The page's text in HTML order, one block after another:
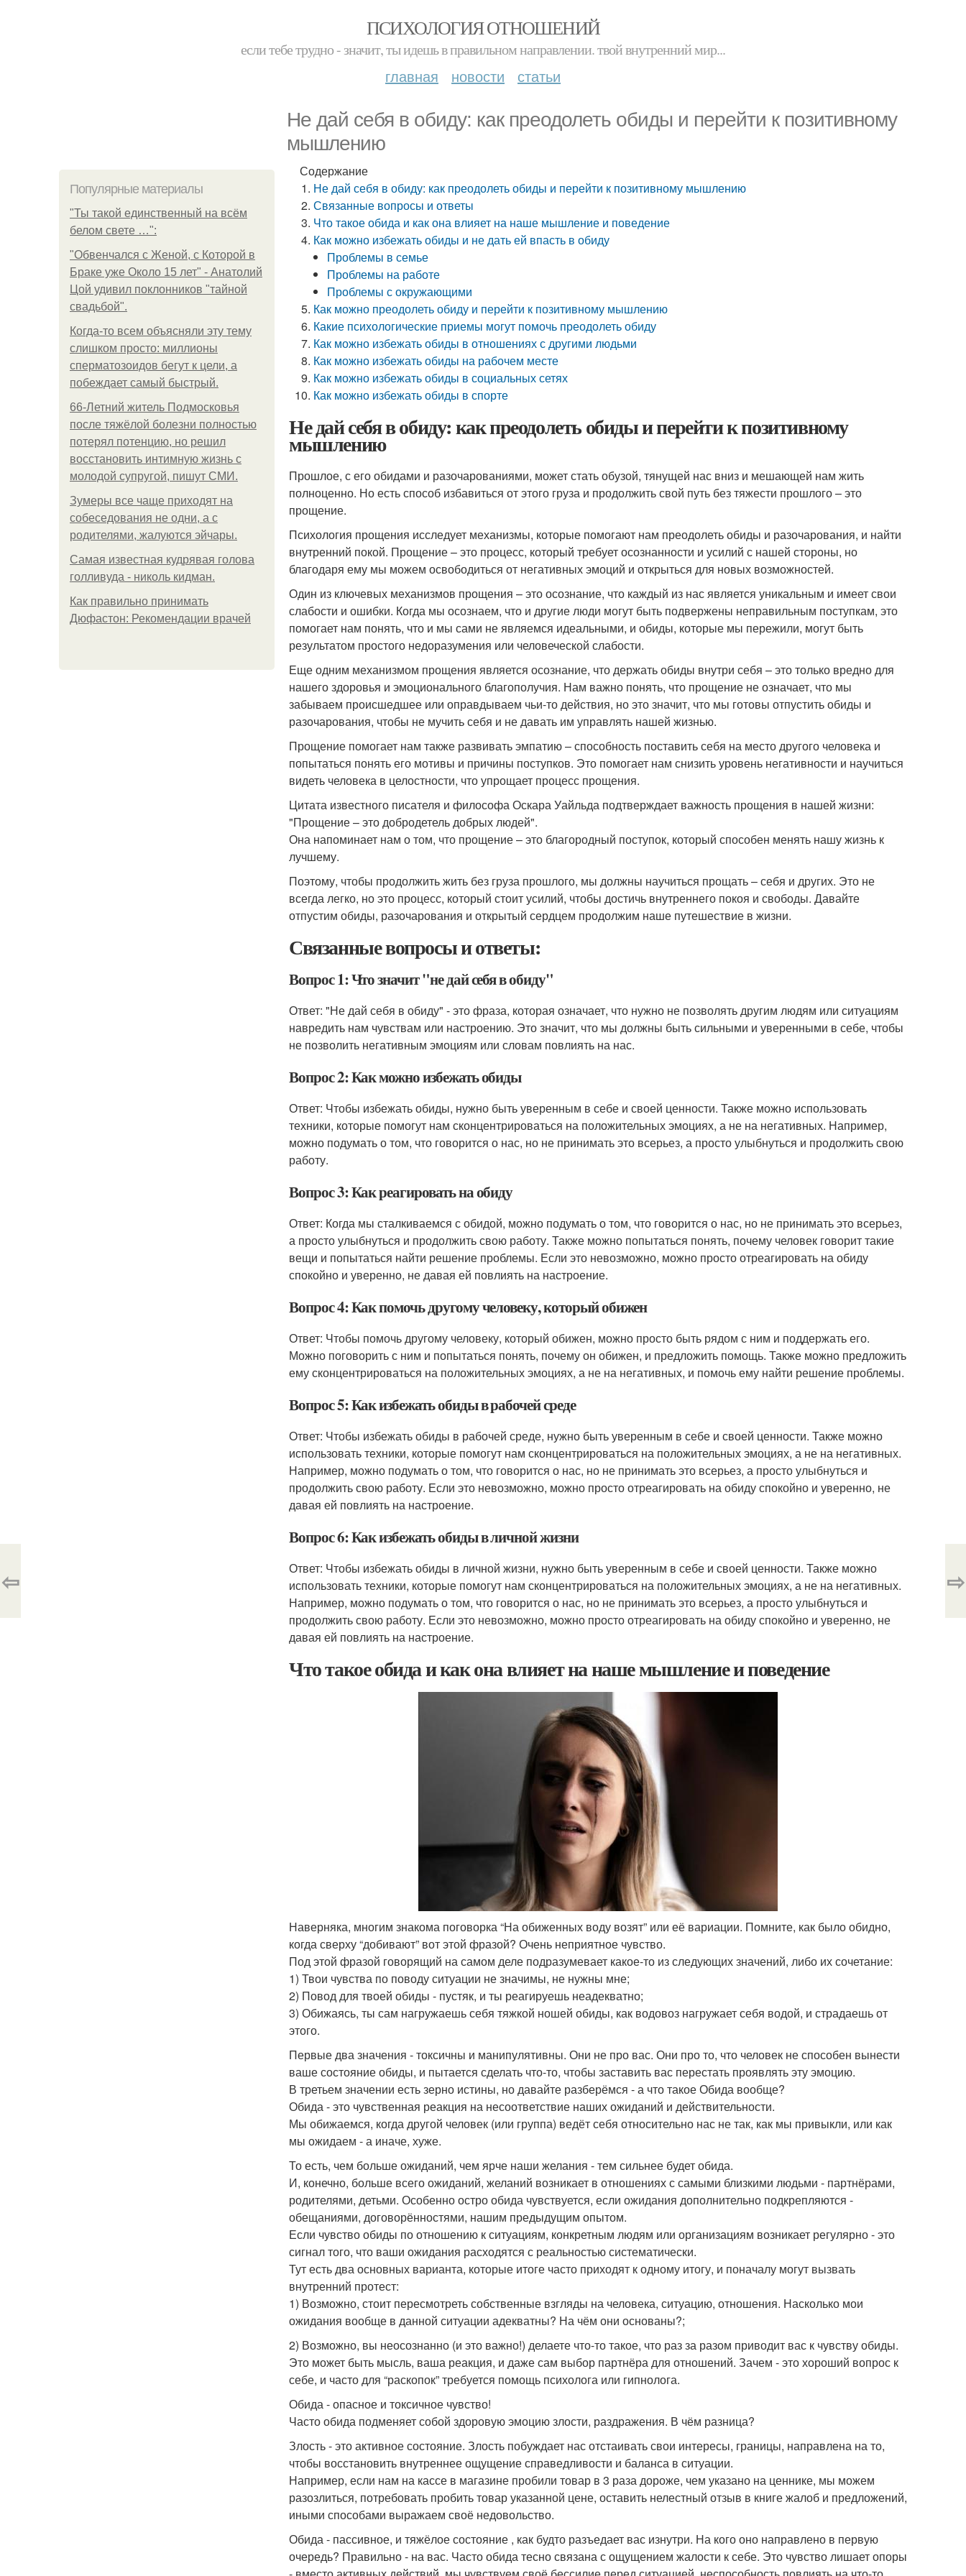
ПСИХОЛОГИЯ ОТНОШЕНИЙ
если тебе трудно - значит, ты идешь в правильном направлении. твой внутренний мир...
главная новости статьи
Не дай себя в обиду: как преодолеть обиды и перейти к позитивному
мышлению
Популярные материалы
"Ты такой единственный на всём
белом свете …":
"Обвенчался с Женой, с Которой в
Браке уже Около 15 лет" - Анатолий
Цой удивил поклонников "тайной
свадьбой".
Когда-то всем объясняли эту тему
слишком просто: миллионы
сперматозоидов бегут к цели, а
побеждает самый быстрый.
66-Летний житель Подмосковья
после тяжёлой болезни полностью
потерял потенцию, но решил
восстановить интимную жизнь с
молодой супругой, пишут СМИ.
Зумеры все чаще приходят на
собеседования не одни, а с
родителями, жалуются эйчары.
Самая известная кудрявая голова
голливуда - николь кидман.
Как правильно принимать
Дюфастон: Рекомендации врачей
Содержание
Не дай себя в обиду: как преодолеть обиды и перейти к позитивному мышлению
Связанные вопросы и ответы
Что такое обида и как она влияет на наше мышление и поведение
Как можно избежать обиды и не дать ей впасть в обиду
Проблемы в семье
Проблемы на работе
Проблемы с окружающими
Как можно преодолеть обиду и перейти к позитивному мышлению
Какие психологические приемы могут помочь преодолеть обиду
Как можно избежать обиды в отношениях с другими людьми
Как можно избежать обиды на рабочем месте
Как можно избежать обиды в социальных сетях
Как можно избежать обиды в спорте
Не дай себя в обиду: как преодолеть обиды и перейти к позитивному
мышлению
Прошлое, с его обидами и разочарованиями, может стать обузой, тянущей нас вниз и мешающей нам жить
полноценно. Но есть способ избавиться от этого груза и продолжить свой путь без тяжести прошлого – это
прощение.
Психология прощения исследует механизмы, которые помогают нам преодолеть обиды и разочарования, и найти
внутренний покой. Прощение – это процесс, который требует осознанности и усилий с нашей стороны, но
благодаря ему мы можем освободиться от негативных эмоций и открыться для новых возможностей.
Один из ключевых механизмов прощения – это осознание, что каждый из нас является уникальным и имеет свои
слабости и ошибки. Когда мы осознаем, что и другие люди могут быть подвержены неправильным поступкам, это
помогает нам понять, что и мы сами не являемся идеальными, и обиды, которые мы пережили, могут быть
результатом простого недоразумения или человеческой слабости.
Еще одним механизмом прощения является осознание, что держать обиды внутри себя – это только вредно для
нашего здоровья и эмоционального благополучия. Нам важно понять, что прощение не означает, что мы
забываем происшедшее или оправдываем чьи-то действия, но это значит, что мы готовы отпустить обиды и
разочарования, чтобы не мучить себя и не давать им управлять нашей жизнью.
Прощение помогает нам также развивать эмпатию – способность поставить себя на место другого человека и
попытаться понять его мотивы и причины поступков. Это помогает нам снизить уровень негативности и научиться
видеть человека в целостности, что упрощает процесс прощения.
Цитата известного писателя и философа Оскара Уайльда подтверждает важность прощения в нашей жизни:
"Прощение – это добродетель добрых людей".
Она напоминает нам о том, что прощение – это благородный поступок, который способен менять нашу жизнь к
лучшему.
Поэтому, чтобы продолжить жить без груза прошлого, мы должны научиться прощать – себя и других. Это не
всегда легко, но это процесс, который стоит усилий, чтобы достичь внутреннего покоя и свободы. Давайте
отпустим обиды, разочарования и открытый сердцем продолжим наше путешествие в жизни.
Связанные вопросы и ответы:
Вопрос 1: Что значит "не дай себя в обиду"
Ответ: "Не дай себя в обиду" - это фраза, которая означает, что нужно не позволять другим людям или ситуациям
навредить нам чувствам или настроению. Это значит, что мы должны быть сильными и уверенными в себе, чтобы
не позволить негативным эмоциям или словам повлиять на нас.
Вопрос 2: Как можно избежать обиды
Ответ: Чтобы избежать обиды, нужно быть уверенным в себе и своей ценности. Также можно использовать
техники, которые помогут нам сконцентрироваться на положительных эмоциях, а не на негативных. Например,
можно подумать о том, что говорится о нас, но не принимать это всерьез, а просто улыбнуться и продолжить свою
работу.
Вопрос 3: Как реагировать на обиду
Ответ: Когда мы сталкиваемся с обидой, можно подумать о том, что говорится о нас, но не принимать это всерьез,
а просто улыбнуться и продолжить свою работу. Также можно попытаться понять, почему человек говорит такие
вещи и попытаться найти решение проблемы. Если это невозможно, можно просто отреагировать на обиду
спокойно и уверенно, не давая ей повлиять на настроение.
Вопрос 4: Как помочь другому человеку, который обижен
Ответ: Чтобы помочь другому человеку, который обижен, можно просто быть рядом с ним и поддержать его.
Можно поговорить с ним и попытаться понять, почему он обижен, и предложить помощь. Также можно предложить
ему сконцентрироваться на положительных эмоциях, а не на негативных, и помочь ему найти решение проблемы.
Вопрос 5: Как избежать обиды в рабочей среде
Ответ: Чтобы избежать обиды в рабочей среде, нужно быть уверенным в себе и своей ценности. Также можно
использовать техники, которые помогут нам сконцентрироваться на положительных эмоциях, а не на негативных.
Например, можно подумать о том, что говорится о нас, но не принимать это всерьез, а просто улыбнуться и
продолжить свою работу. Если это невозможно, можно просто отреагировать на обиду спокойно и уверенно, не
давая ей повлиять на настроение.
Вопрос 6: Как избежать обиды в личной жизни
Ответ: Чтобы избежать обиды в личной жизни, нужно быть уверенным в себе и своей ценности. Также можно
использовать техники, которые помогут нам сконцентрироваться на положительных эмоциях, а не на негативных.
Например, можно подумать о том, что говорится о нас, но не принимать это всерьез, а просто улыбнуться и
продолжить свою работу. Если это невозможно, можно просто отреагировать на обиду спокойно и уверенно, не
давая ей повлиять на настроение.
Что такое обида и как она влияет на наше мышление и поведение
Наверняка, многим знакома поговорка “На обиженных воду возят” или её вариации. Помните, как было обидно,
когда сверху “добивают” вот этой фразой? Очень неприятное чувство.
Под этой фразой говорящий на самом деле подразумевает какое-то из следующих значений, либо их сочетание:
1) Твои чувства по поводу ситуации не значимы, не нужны мне;
2) Повод для твоей обиды - пустяк, и ты реагируешь неадекватно;
3) Обижаясь, ты сам нагружаешь себя тяжкой ношей обиды, как водовоз нагружает себя водой, и страдаешь от
этого.
Первые два значения - токсичны и манипулятивны. Они не про вас. Они про то, что человек не способен вынести
ваше состояние обиды, и пытается сделать что-то, чтобы заставить вас перестать проявлять эту эмоцию.
В третьем значении есть зерно истины, но давайте разберёмся - а что такое Обида вообще?
Обида - это чувственная реакция на несоответствие наших ожиданий и действительности.
Мы обижаемся, когда другой человек (или группа) ведёт себя относительно нас не так, как мы привыкли, или как
мы ожидаем - а иначе, хуже.
То есть, чем больше ожиданий, чем ярче наши желания - тем сильнее будет обида.
И, конечно, больше всего ожиданий, желаний возникает в отношениях с самыми близкими людьми - партнёрами,
родителями, детьми. Особенно остро обида чувствуется, если ожидания дополнительно подкрепляются -
обещаниями, договорённостями, нашим предыдущим опытом.
Если чувство обиды по отношению к ситуациям, конкретным людям или организациям возникает регулярно - это
сигнал того, что ваши ожидания расходятся с реальностью систематически.
Тут есть два основных варианта, которые итоге часто приходят к одному итогу, и поначалу могут вызвать
внутренний протест:
1) Возможно, стоит пересмотреть собственные взгляды на человека, ситуацию, отношения. Насколько мои
ожидания вообще в данной ситуации адекватны? На чём они основаны?;
2) Возможно, вы неосознанно (и это важно!) делаете что-то такое, что раз за разом приводит вас к чувству обиды.
Это может быть мысль, ваша реакция, и даже сам выбор партнёра для отношений. Зачем - это хороший вопрос к
себе, и часто для “раскопок” требуется помощь психолога или гипнолога.
Обида - опасное и токсичное чувство!
Часто обида подменяет собой здоровую эмоцию злости, раздражения. В чём разница?
Злость - это активное состояние. Злость побуждает нас отстаивать свои интересы, границы, направлена на то,
чтобы восстановить внутреннее ощущение справедливости и баланса в ситуации.
Например, если нам на кассе в магазине пробили товар в 3 раза дороже, чем указано на ценнике, мы можем
разозлиться, потребовать пробить товар указанной цене, оставить нелестный отзыв в книге жалоб и предложений,
иными способами выражаем своё недовольство.
Обида - пассивное, и тяжёлое состояние , как будто разъедает вас изнутри. На кого оно направлено в первую
очередь? Правильно - на вас. Часто обида тесно связана с ощущением жалости к себе. Это чувство лишает опоры
⇦ ⇨